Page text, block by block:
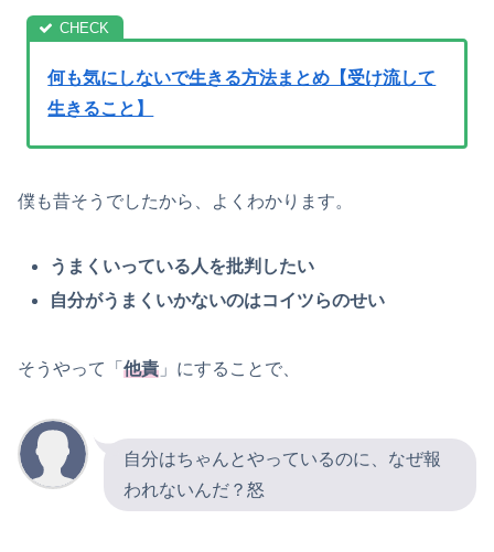
何も気にしないで生きる方法まとめ【受け流して
生きること】
僕も昔そうでしたから、よくわかります。
うまくいっている人を批判したい
自分がうまくいかないのはコイツらのせい
そうやって「 他責 」にすることで、
自分はちゃんとやっているのに、なぜ報
われないんだ？怒